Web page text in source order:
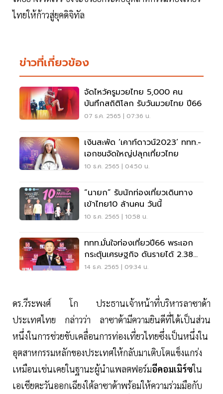
ไทยให้ก้าวสู่ยุคดิจิทัล
ข่าวที่เกี่ยวข้อง
จัดไหว้ครูมวยไทย 5,000 คน
บันทึกสถิติโลก รับวันมวยไทย ปี66
07 ธ.ค. 2565 | 07:36 น.
เงินสะพัด ‘เคาท์ดาวน์2023’ ททท.-
เอกชนจัดใหญ่ปลุกเที่ยวไทย
10 ธ.ค. 2565 | 04:50 น.
“นายก” รับนักท่องเที่ยวเดินทาง
เข้าไทย10 ล้านคน วันนี้
10 ธ.ค. 2565 | 10:58 น.
ททท.มั่นใจท่องเที่ยวปี66 พระเอก
กระตุ้นเศรษฐกิจ ดันรายได้ 2.38
ล้านล้าน
14 ธ.ค. 2565 | 09:34 น.
ดร.วีระพงศ์ โก ประธานเจ้าหน้าที่บริหารลาซาด้า
ประเทศไทย กล่าวว่า ลาซาด้ามีความยินดีที่ได้เป็นส่วน
หนึ่งในการช่วยขับเคลื่อนการท่องเที่ยวไทยซึ่งเป็นหนึ่งใน
อุตสาหกรรมหลักของประเทศให้กลับมาเติบโตแข็งแกร่ง
เหมือนเช่นเคยในฐานะผู้นำแพลตฟอร์มอีคอมเมิร์ซใน
เอเชียตะวันออกเฉียงใต้ลาซาด้าพร้อมให้ความร่วมมือกับ